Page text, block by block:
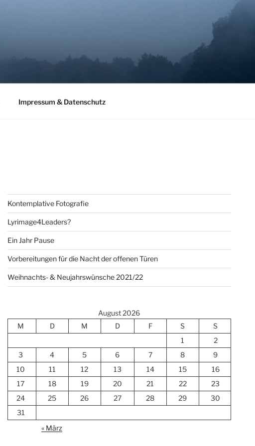
Impressum & Datenschutz
Kontemplative Fotografie
Lyrimage4Leaders?
Ein Jahr Pause
Vorbereitungen für die Nacht der offenen Türen
Weihnachts- & Neujahrswünsche 2021/22
August 2026
M
D M D F S
S
1
2
3
4 5 6 7 8
9
10
11 12 13 14 15
16
17
18 19 20 21 22
23
24
25 26 27 28 29
30
31
« März